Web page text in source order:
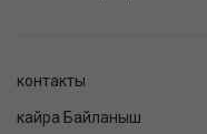
контакты
кайра Байланыш